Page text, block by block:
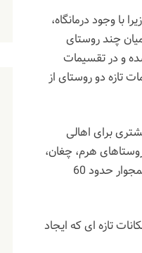
با وجود درمانگاه،
چند روستای
و در تقسیمات
تازه دو روستای از
برای اهالی
هرم، چغان،
لاغران و …. قرار گیرد. زیرا مرکز جدید بخش، از منطقه ی بلغان و روستاهای همجوار حدود 60
تازه ای که ایجاد
إِنَّا لِلّهِ وَإِنَّـا إِلَيْهِ
. به سلامتی و میمنت تابلو بلوار
بهرام احراری ( محمدحسین) با مو
فراوان به خالد دبیری و خانواده
را به گرمی می‌فشاریم.
تبریک صمیمانه به عاطفه
دارالقرآن نور بلغان ۱) شس
post 17878279665081256
18036917110921050
. همشهریان گرامی، با